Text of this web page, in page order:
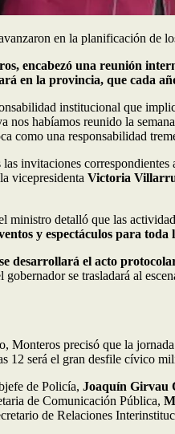
en la planificación de
encabezó una reunión
en la provincia, que cada
institucional que
nos habíamos reunido la
como una responsabilidad
invitaciones
vicepresidenta Victoria
ministro detalló que las
y espectáculos para toda
desarrollará el acto
se trasladará al
Monteros precisó que la
12 será el gran desfile cívico
de Policía, Joaquín Girvau
de Comunicación Pública,
de Relaciones